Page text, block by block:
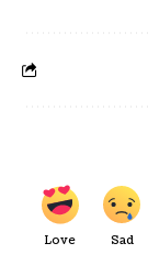
Love Sad